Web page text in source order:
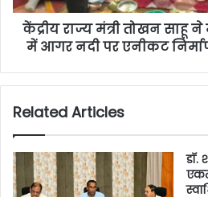
केंद्रीय राज्य मंत्री तोखन साहू
में आगर नदी पर एनीकट
Related Articles
डॉ.